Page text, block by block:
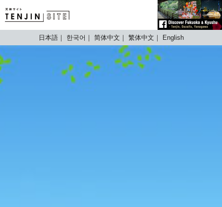
TENJIN SITE
日本語 한국어 简体中文 繁体中文 English